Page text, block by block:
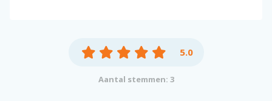
5.0
Aantal stemmen: 3